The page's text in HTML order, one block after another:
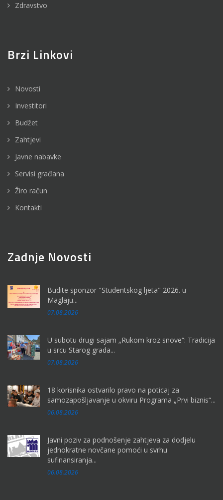
Zdravstvo
Brzi Linkovi
Novosti
Investitori
Budžet
Zahtjevi
Javne nabavke
Servisi građana
Žiro račun
Kontakti
Zadnje Novosti
Budite sponzor "Studentskog ljeta" 2026. u
Maglaju...
07.08.2026
U subotu drugi sajam „Rukom kroz snove“: Tradicija
u srcu Starog grada...
07.08.2026
18 korisnika ostvarilo pravo na poticaj za
samozapošljavanje u okviru Programa „Prvi biznis“...
06.08.2026
Javni poziv za podnošenje zahtjeva za dodjelu
jednokratne novčane pomoći u svrhu
sufinansiranja...
06.08.2026